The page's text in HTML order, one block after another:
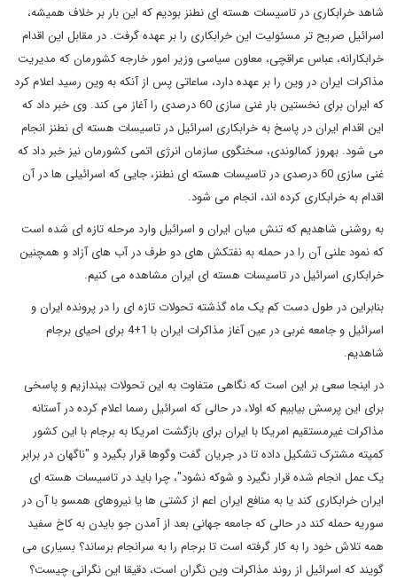
شاهد خرابکاری در تاسیسات هسته ای نطنز بودیم که این بار بر خلاف همیشه،
اسرائیل صریح تر مسئولیت این خرابکاری را بر عهده گرفت. در مقابل این اقدام
خرابکارانه، عباس عراقچی، معاون سیاسی وزیر امور خارجه کشورمان که مدیریت
مذاکرات ایران در وین را بر عهده دارد، ساعاتی پس از آنکه به وین رسید اعلام کرد
که ایران برای نخستین بار غنی سازی 60 درصدی را آغاز می کند. وی خبر داد که
این اقدام ایران در پاسخ به خرابکاری اسرائیل در تاسیسات هسته ای نطنز انجام
می شود. بهروز کمالوندی، سخنگوی سازمان انرژی اتمی کشورمان نیز خبر داد که
غنی سازی 60 درصدی در تاسیسات هسته ای نطنز، جایی که اسرائیلی ها در آن
اقدام به خرابکاری کرده اند، انجام می شود.
به روشنی شاهدیم که تنش میان ایران و اسرائیل وارد مرحله تازه ای شده است
که نمود علنی آن را در حمله به نفتکش های دو طرف در آب های آزاد و همچنین
خرابکاری اسرائیل در تاسیسات هسته ای ایران مشاهده می کنیم.
بنابراین در طول دست کم یک ماه گذشته تحولات تازه ای را در پرونده ایران و
اسرائیل و جامعه غربی در عین آغاز مذاکرات ایران با 1+4 برای احیای برجام
شاهدیم.
در اینجا سعی بر این است که نگاهی متفاوت به این تحولات بیندازیم و پاسخی
برای این پرسش بیابیم که اولا، در حالی که اسرائیل رسما اعلام کرده در آستانه
مذاکرات غیرمستقیم امریکا با ایران برای بازگشت امریکا به برجام با این کشور
کمیته مشترک تشکیل داده تا در جریان گفت وگوها قرار بگیرد و "ناگهان در برابر
یک عمل انجام شده قرار نگیرد و شوکه نشود"، چرا باید در تاسیسات هسته ای
ایران خرابکاری کند یا به منافع ایران اعم از کشتی ها یا نیروهای همسو با آن در
سوریه حمله کند در حالی که جامعه جهانی بعد از آمدن جو بایدن به کاخ سفید
همه تلاش خود را به کار گرفته است تا برجام را به سرانجام برساند؟ بسیاری می
گویند که اسرائیل از روند مذاکرات وین نگران است، دقیقا این نگرانی چیست؟